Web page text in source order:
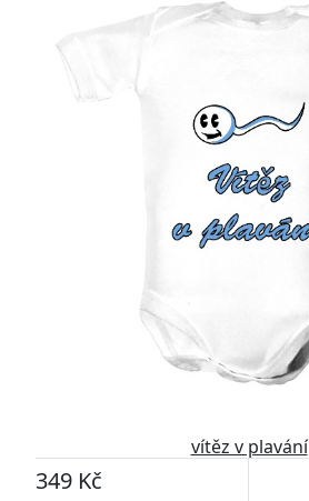
vítěz v plavání
349 Kč